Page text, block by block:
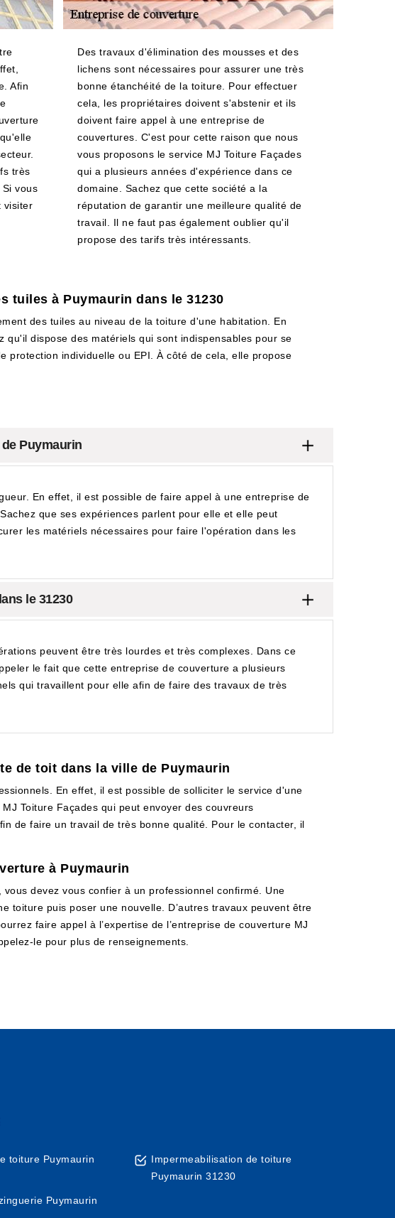
Afin
très
vous
visiter
Des travaux d'élimination des mousses et des
lichens sont nécessaires pour assurer une très
bonne étanchéité de la toiture. Pour effectuer
cela, les propriétaires doivent s'abstenir et ils
doivent faire appel à une entreprise de
couvertures. C'est pour cette raison que nous
vous proposons le service MJ Toiture Façades
qui a plusieurs années d'expérience dans ce
domaine. Sachez que cette société a la
réputation de garantir une meilleure qualité de
travail. Il ne faut pas également oublier qu'il
propose des tarifs très intéressants.
tuiles à Puymaurin dans le 31230
des tuiles au niveau de la toiture d'une habitation. En
dispose des matériels qui sont indispensables pour se
protection individuelle ou EPI. À côté de cela, elle propose
Puymaurin
En effet, il est possible de faire appel à une entreprise de
que ses expériences parlent pour elle et elle peut
les matériels nécessaires pour faire l'opération dans les
le 31230
peuvent être très lourdes et très complexes. Dans ce
le fait que cette entreprise de couverture a plusieurs
qui travaillent pour elle afin de faire des travaux de très
de toit dans la ville de Puymaurin
En effet, il est possible de solliciter le service d'une
Toiture Façades qui peut envoyer des couvreurs
de faire un travail de très bonne qualité. Pour le contacter, il
à Puymaurin
devez vous confier à un professionnel confirmé. Une
toiture puis poser une nouvelle. D’autres travaux peuvent être
faire appel à l’expertise de l’entreprise de couverture MJ
le pour plus de renseignements.
toiture Puymaurin
Puymaurin
Impermeabilisation de toiture
Puymaurin 31230